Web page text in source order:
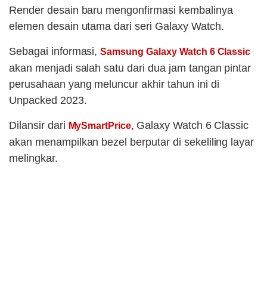
Render desain baru mengonfirmasi kembalinya
elemen desain utama dari seri Galaxy Watch.
Sebagai informasi,Samsung Galaxy Watch 6 Classic
akan menjadi salah satu dari dua jam tangan pintar
perusahaan yang meluncur akhir tahun ini di
Unpacked 2023.
Dilansir dari MySmartPrice, Galaxy Watch 6 Classic
akan menampilkan bezel berputar di sekeliling layar
melingkar.